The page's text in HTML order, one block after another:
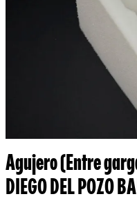
Agujero (Entre
DIEGO DEL POZO